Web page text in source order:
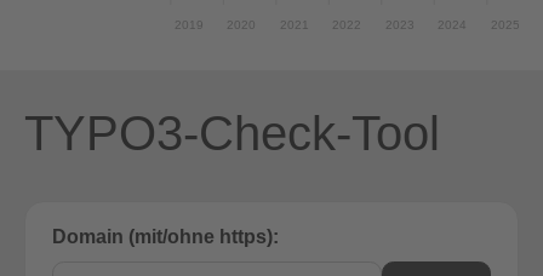
2019 2020 2021 2022 2023 2024 2025
TYPO3-Check-Tool
Domain (mit/ohne https):